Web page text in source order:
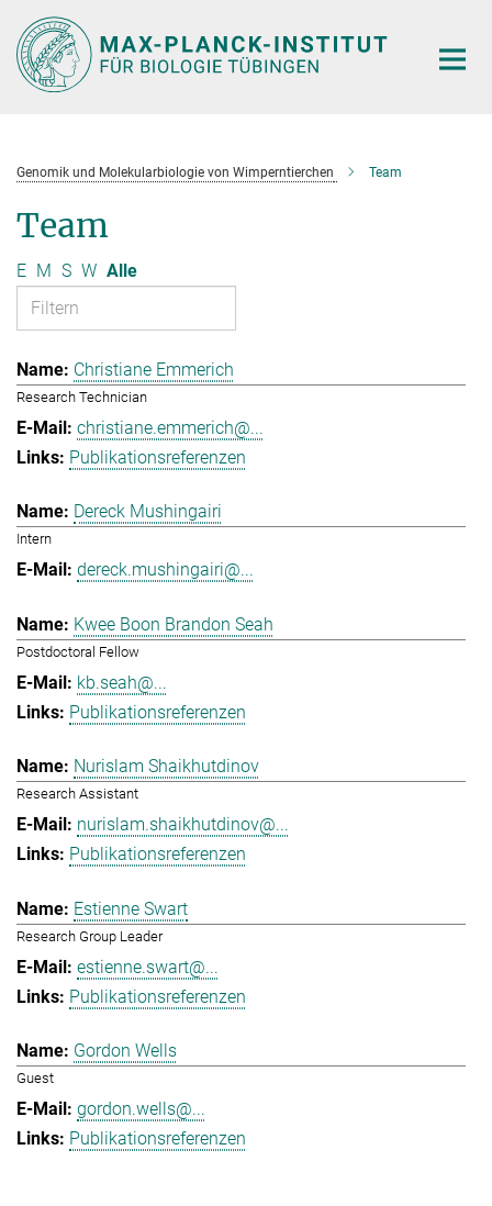
Hauptinhalt
Genomik und Molekularbiologie von Wimperntierchen Team
Team
E M S W Alle
Christiane Emmerich
Research Technician
christiane.emmerich@...
Publikationsreferenzen
Dereck Mushingairi
Intern
dereck.mushingairi@...
Kwee Boon Brandon Seah
Postdoctoral Fellow
kb.seah@...
Publikationsreferenzen
Nurislam Shaikhutdinov
Research Assistant
nurislam.shaikhutdinov@...
Publikationsreferenzen
Estienne Swart
Research Group Leader
estienne.swart@...
Publikationsreferenzen
Gordon Wells
Guest
gordon.wells@...
Publikationsreferenzen